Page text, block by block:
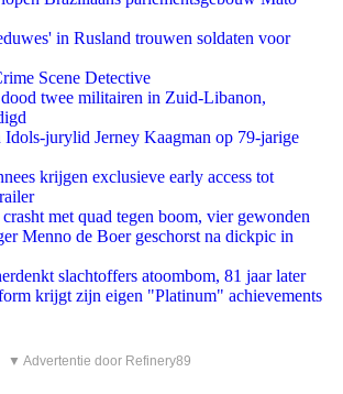
in Rusland trouwen soldaten voor
Scene Detective
twee militairen in Zuid-Libanon,
Idols-jurylid Jerney Kaagman op 79-jarige
krijgen exclusieve early access tot
met quad tegen boom, vier gewonden
Menno de Boer geschorst na dickpic in
slachtoffers atoombom, 81 jaar later
krijgt zijn eigen "Platinum" achievements
▼ Advertentie door Refinery89